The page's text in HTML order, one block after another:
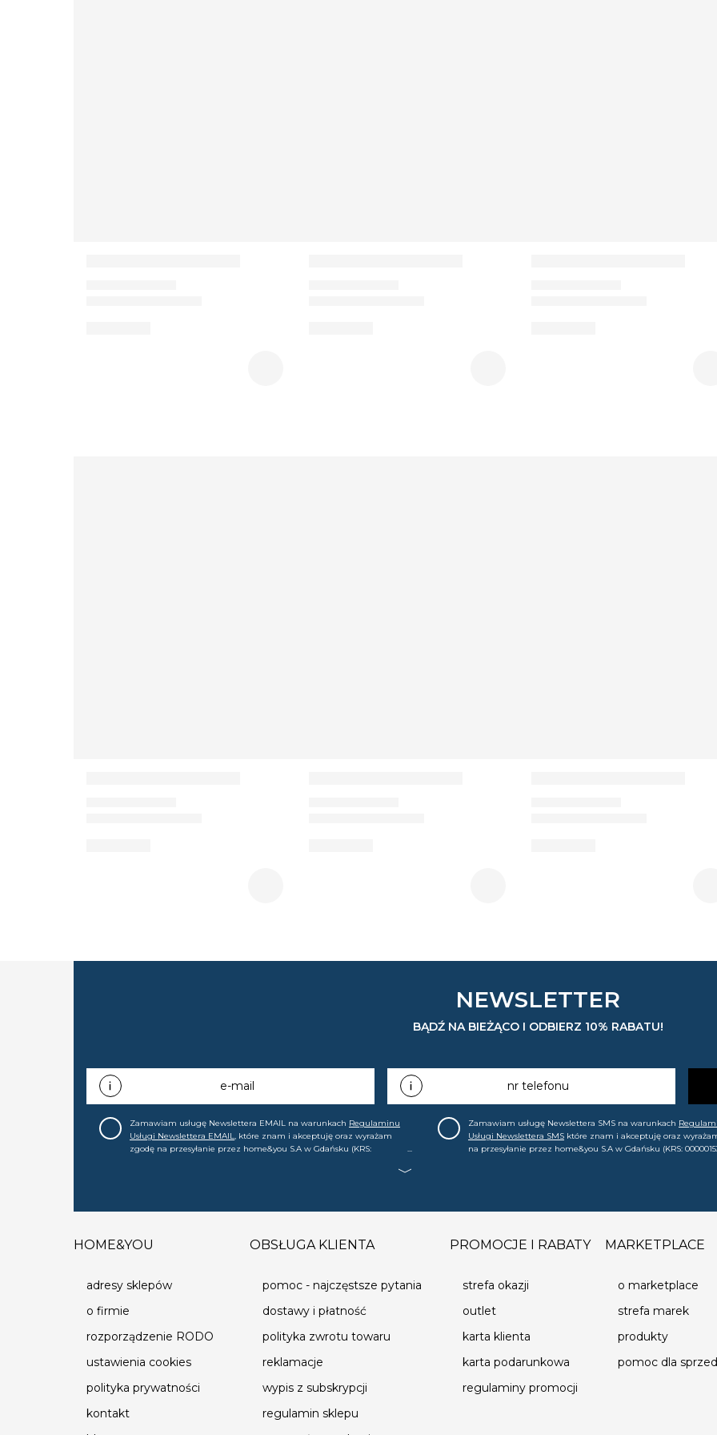
NEWSLETTER
BĄDŹ NA BIEŻĄCO I ODBIERZ 10% RABATU!
e-mail
Zamawiam usługę Newslettera EMAIL na warunkach Regulaminu
Usługi Newslettera EMAIL, które znam i akceptuję oraz wyrażam
zgodę na przesyłanie przez home&you S.A w Gdańsku (KRS:
nowościach, ofertach, promocjach, wyprzedażach). Wiem, że mogę tę
nr telefonu
Zamawiam usługę Newslettera SMS na warunkach
Usługi Newslettera SMS które znam i akceptuję oraz
na przesyłanie przez home&you S.A w Gdańsku (KRS:
promocjach, wyprzedażach). Wiem, że mogę tę zgodę w
HOME&YOU
adresy sklepów
o firmie
rozporządzenie RODO
ustawienia cookies
polityka prywatności
kontakt
OBSŁUGA KLIENTA
pomoc - najczęstsze pytania
dostawy i płatność
polityka zwrotu towaru
reklamacje
wypis z subskrypcji
regulamin sklepu
PROMOCJE I RABATY
strefa okazji
outlet
karta klienta
karta podarunkowa
regulaminy promocji
MARKETPLACE
o marketplace
strefa marek
produkty
pomoc dla